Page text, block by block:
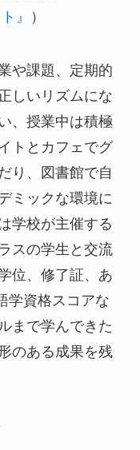
』
）
や課題、定期的
しいリズムにな
、授業中は積極
トとカフェでグ
り、図書館で自
ミックな環境に
学校が主催する
スの学生と交流
位、修了証、あ
学資格スコアな
まで学んできた
のある成果を残